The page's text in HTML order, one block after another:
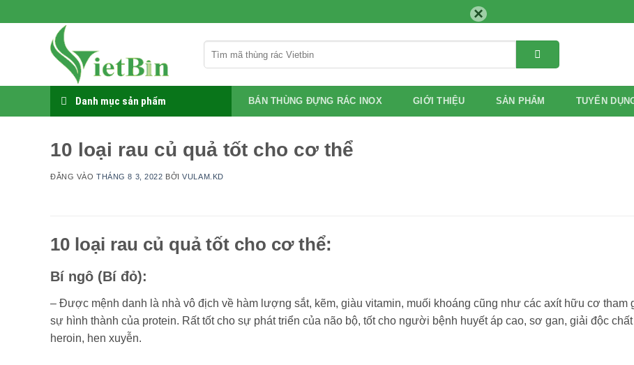
qua
×
kiếm:
Danh mục sản phẩm BÁN THÙNG ĐỰNG RÁC INOX GIỚI THIỆU SẢN PHẨM TUYỂN
10 loại rau củ quả tốt cho cơ thể
ĐĂNG VÀOTHÁNG 8 3, 2022 BỞIVULAM.KD
10 loại rau củ quả tốt cho cơ thể:
Bí ngô (Bí đỏ):
– Được mệnh danh là nhà vô địch về hàm lượng sắt, kẽm, giàu vitamin, muối khoáng cũng như các axít hữu cơ tham
sự hình thành của protein. Rất tốt cho sự phát triển của não bộ, tốt cho người bệnh huyết áp cao, sơ gan, giải độc chất
heroin, hen xuyễn.